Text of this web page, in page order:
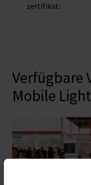
zertifikat:
Verfügbare
Mobile